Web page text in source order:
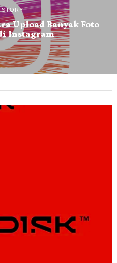
STORY
Upload Banyak Foto
Instagram